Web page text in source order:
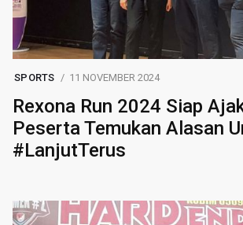
SPORTS 11 NOVEMBER 2024
Rexona Run 2024 Siap
Peserta Temukan Alasan
#LanjutTerus